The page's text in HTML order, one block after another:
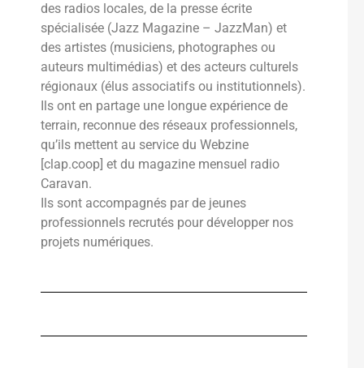
des radios locales, de la presse écrite
spécialisée (Jazz Magazine – JazzMan) et
des artistes (musiciens, photographes ou
auteurs multimédias) et des acteurs culturels
régionaux (élus associatifs ou institutionnels).
Ils ont en partage une longue expérience de
terrain, reconnue des réseaux professionnels,
qu’ils mettent au service du Webzine
[clap.coop] et du magazine mensuel radio
Caravan.
Ils sont accompagnés par de jeunes
professionnels recrutés pour développer nos
projets numériques.